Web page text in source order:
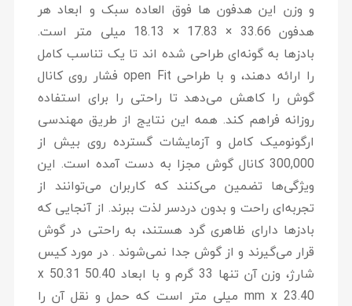
و وزن این هدفون ها فوق العاده سبک و ابعاد هر
هدفون 33.66 × 17.83 × 18.13 میلی متر است.
بادزها به گونه‌ای طراحی شده اند تا یک تناسب کامل
را ارائه دهند، و با طراحی open Fit فشار روی کانال
گوش را کاهش می‌دهد تا راحتی را برای استفاده
روزانه فراهم کند. همه این نتایج از طریق مهندسی
ارگونومیک کامل و آزمایشات گسترده روی بیش از
300,000 کانال گوش مجزا به دست آمده است. این
ویژگی‌ها تضمین می‌کنند که کاربران می‌توانند از
تجربه‌ای راحت و بدون دردسر لذت ببرند. از آنجایی که
بادز‌ها دارای ظاهری گرد هستند، به راحتی در گوش
قرار می‌گیرند و از گوش جدا نمی‌شوند . در مورد کیس
شارژ، وزن آن تنها 33 گرم و با ابعاد 50.40 x 50.31
mm x 23.40 میلی متر است که حمل و نقل آن را